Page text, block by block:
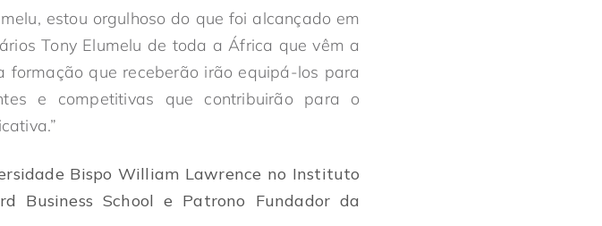
estou orgulhoso do que foi alcançado em
Tony Elumelu de toda a África que vêm a
que receberão irão equipá-los para
e competitivas que contribuirão para o
Bispo William Lawrence no Instituto
Business School e Patrono Fundador da